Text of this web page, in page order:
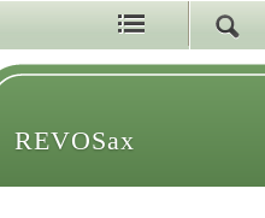
REVOSax